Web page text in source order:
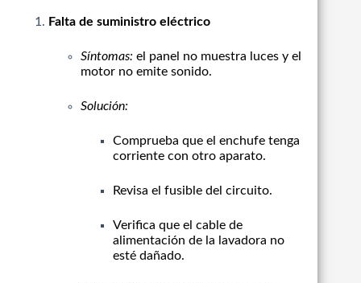
Falta de suministro eléctrico
Síntomas: el panel no muestra luces y el
motor no emite sonido.
Solución:
Comprueba que el enchufe tenga
corriente con otro aparato.
Revisa el fusible del circuito.
Verifica que el cable de
alimentación de la lavadora no
esté dañado.